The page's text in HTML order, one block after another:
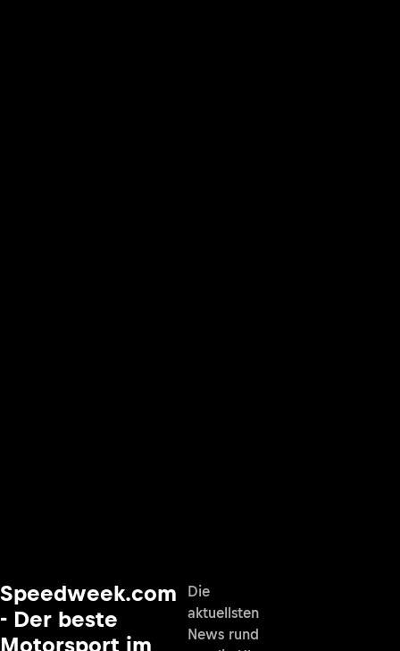
Speedweek.com
- Der beste
Motorsport im
Die
aktuellsten
News rund